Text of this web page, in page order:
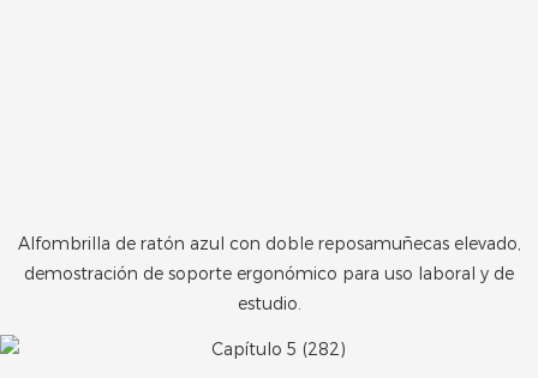
Alfombrilla de ratón azul con doble reposamuñecas elevado,
demostración de soporte ergonómico para uso laboral y de
estudio.